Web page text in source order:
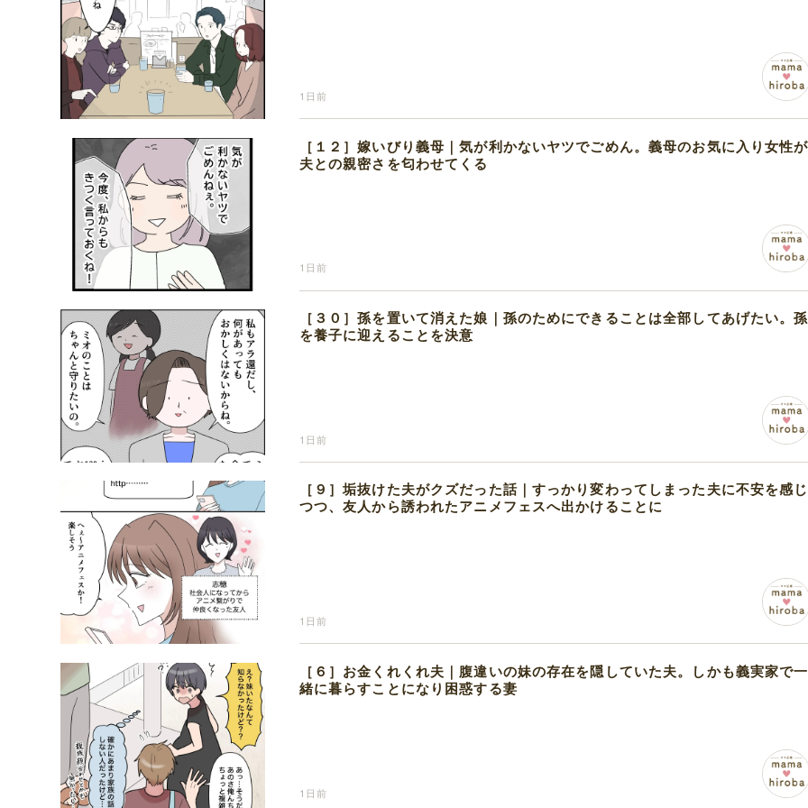
1日前
［１２］嫁いびり義母｜気が利かないヤツでごめん。義母のお気に入り女性が
夫との親密さを匂わせてくる
1日前
［３０］孫を置いて消えた娘｜孫のためにできることは全部してあげたい。孫
を養子に迎えることを決意
1日前
［９］垢抜けた夫がクズだった話｜すっかり変わってしまった夫に不安を感じ
つつ、友人から誘われたアニメフェスへ出かけることに
1日前
［６］お金くれくれ夫｜腹違いの妹の存在を隠していた夫。しかも義実家で一
緒に暮らすことになり困惑する妻
1日前